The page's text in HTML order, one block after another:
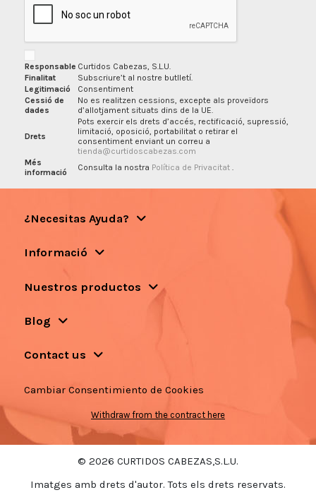
Responsable Curtidos Cabezas, S.L.U.
Finalitat
Subscriure’t al nostre butlletí.
Legitimació
Consentiment
Cessió de
dades
No es realitzen cessions, excepte als proveïdors
d’allotjament situats dins de la UE.
Drets
Pots exercir els drets d’accés, rectificació, supressió,
limitació, oposició, portabilitat o retirar el
consentiment enviant un correu a
tienda@curtidoscabezas.com
Més
informació
Consulta la nostra Política de Privacitat
¿Necesitas Ayuda?
Informació
Nuestros productos
Blog
Contact us
Cambiar Consentimiento de Cookies
Withdraw from the contract here
© 2026 CURTIDOS CABEZAS,S.L.U.
Imatges amb drets d'autor. Tots els drets reservats.